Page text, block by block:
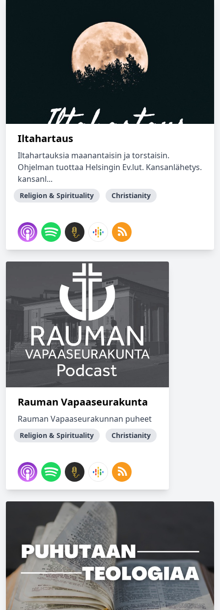
Iltahartaus
Iltahartauksia maanantaisin ja torstaisin.
Ohjelman tuottaa Helsingin Ev.lut. Kansanlähetys.
kansanl...
Religion & Spirituality Christianity
Rauman Vapaaseurakunta
Rauman Vapaaseurakunnan puheet
Religion & Spirituality Christianity